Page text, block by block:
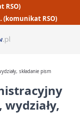
RSO)
(komunikat RSO)
składanie pism